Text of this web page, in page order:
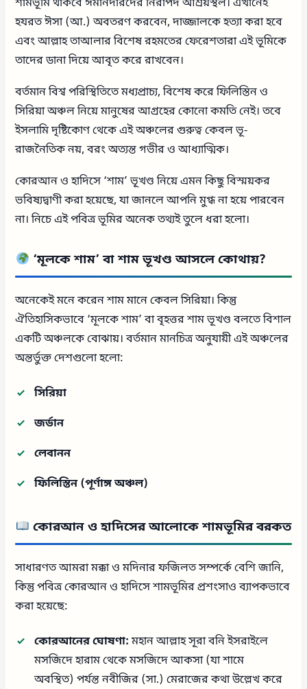
শামভূমি থাকবে ঈমানদারদের নিরাপদ আশ্রয়স্থল। এখানেই
হযরত ঈসা (আ.) অবতরণ করবেন, দাজ্জালকে হত্যা করা হবে
এবং আল্লাহ তাআলার বিশেষ রহমতের ফেরেশতারা এই ভূমিকে
তাদের ডানা দিয়ে আবৃত করে রাখবেন।
বর্তমান বিশ্ব পরিস্থিতিতে মধ্যপ্রাচ্য, বিশেষ করে ফিলিস্তিন ও
সিরিয়া অঞ্চল নিয়ে মানুষের আগ্রহের কোনো কমতি নেই। তবে
ইসলামি দৃষ্টিকোণ থেকে এই অঞ্চলের গুরুত্ব কেবল ভূ-
রাজনৈতিক নয়, বরং অত্যন্ত গভীর ও আধ্যাত্মিক।
কোরআন ও হাদিসে ‘শাম’ ভূখণ্ড নিয়ে এমন কিছু বিস্ময়কর
ভবিষ্যদ্বাণী করা হয়েছে, যা জানলে আপনি মুগ্ধ না হয়ে পারবেন
না। নিচে এই পবিত্র ভূমির অনেক তথ্যই তুলে ধরা হলো।
‘মূলকে শাম’ বা শাম ভূখণ্ড আসলে কোথায়?
অনেকেই মনে করেন শাম মানে কেবল সিরিয়া। কিন্তু
ঐতিহাসিকভাবে ‘মূলকে শাম’ বা বৃহত্তর শাম ভূখণ্ড বলতে বিশাল
একটি অঞ্চলকে বোঝায়। বর্তমান মানচিত্র অনুযায়ী এই অঞ্চলের
অন্তর্ভুক্ত দেশগুলো হলো:
সিরিয়া
জর্ডান
লেবানন
ফিলিস্তিন (পূর্ণাঙ্গ অঞ্চল)
কোরআন ও হাদিসের আলোকে শামভূমির বরকত
সাধারণত আমরা মক্কা ও মদিনার ফজিলত সম্পর্কে বেশি জানি,
কিন্তু পবিত্র কোরআন ও হাদিসে শামভূমির প্রশংসাও ব্যাপকভাবে
করা হয়েছে:
কোরআনের ঘোষণা:মহান আল্লাহ সূরা বনি ইসরাইলে
মসজিদে হারাম থেকে মসজিদে আকসা (যা শামে
অবস্থিত) পর্যন্ত নবীজির (সা.) মেরাজের কথা উল্লেখ করে